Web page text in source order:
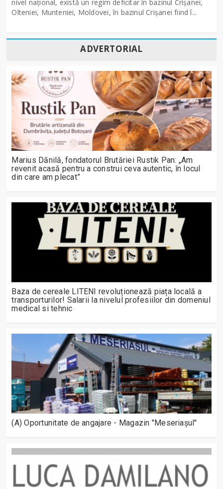
nivel naţional, există un regim deficitar în bazinul Crişanei,
Olteniei, Munteniei, Moldovei, în bazinul Crişanei fiind î...
ADVERTORIAL
Marius Dănilă, fondatorul Brutăriei Rustik Pan: „Am
revenit acasă pentru a construi ceva autentic, în locul
din care am plecat”
Baza de cereale LITENI revoluționează piața locală a
transporturilor! Salarii la nivelul profesiilor din domeniul
medical si tehnic
(A) Oportunitate de angajare - Magazin "Meseriașul"